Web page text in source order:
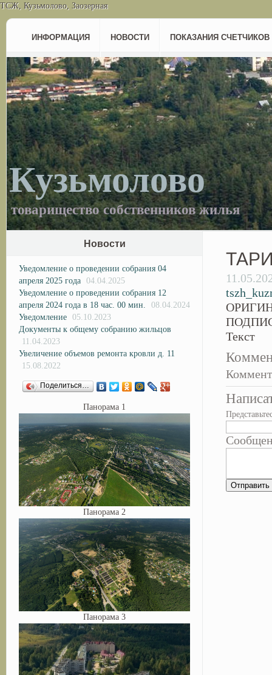
ТСЖ, Кузьмолово, Заозерная
ИНФОРМАЦИЯ НОВОСТИ ПОКАЗАНИЯ СЧЕТЧИКОВ
Кузьмолово
товарищество собственников жилья
Текст
Новости
Уведомление о проведении собрания 04
апреля 2025 года 04.04.2025
Уведомление о проведении собрания 12
апреля 2024 года в 18 час. 00 мин.
08.04.2024
Уведомление 05.10.2023
Документы к общему собранию жильцов
11.04.2023
Увеличение объемов ремонта кровли д. 11
15.08.2022
Поделиться…
Панорама 1
Панорама 2
Панорама 3